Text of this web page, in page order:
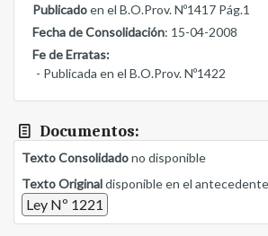
Publicadoen el B.O.Prov. Nº1417 Pág.1
Fecha de Consolidación: 15-04-2008
Fe de Erratas:
- Publicada en el B.O.Prov. Nº1422
Documentos:
Texto Consolidadono disponible
Texto Originaldisponible en el
Ley Nº 1221